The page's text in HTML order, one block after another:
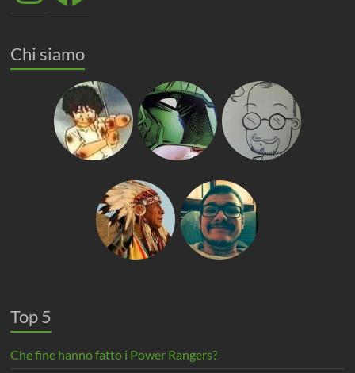
Chi siamo
Top 5
Che fine hanno fatto i Power Rangers?